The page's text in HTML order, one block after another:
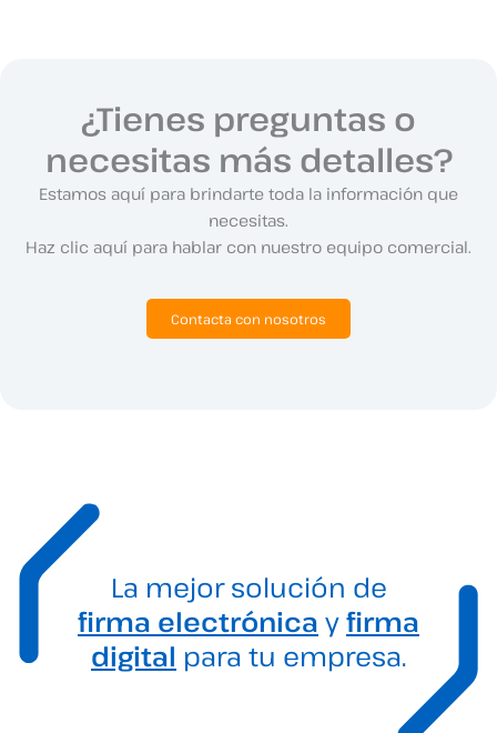
¿Tienes preguntas o
necesitas más detalles?
Estamos aquí para brindarte toda la información que
necesitas.
Haz clic aquí para hablar con nuestro equipo comercial.
Contacta con nosotros
La mejor solución de
firma electrónica yfirma
digital para tu empresa.